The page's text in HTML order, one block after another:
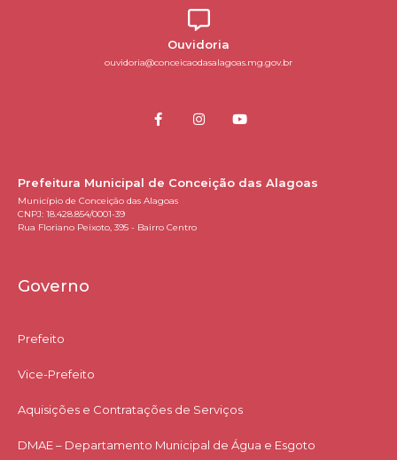
Ouvidoria
ouvidoria@conceicaodasalagoas.mg.gov.br
Prefeitura Municipal de Conceição das Alagoas
Município de Conceição das Alagoas
CNPJ: 18.428.854/0001-39
Rua Floriano Peixoto, 395 - Bairro Centro
Governo
Prefeito
Vice-Prefeito
Aquisições e Contratações de Serviços​
DMAE – Departamento Municipal de Água e Esgoto